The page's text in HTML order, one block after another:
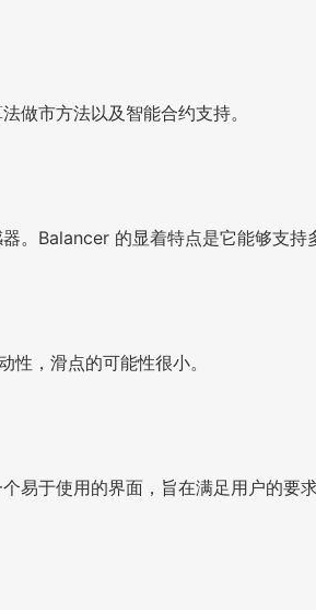
做市方法以及智能合约支持。
。Balancer 的显着特点是它能够支持
性，滑点的可能性很小。
易于使用的界面，旨在满足用户的